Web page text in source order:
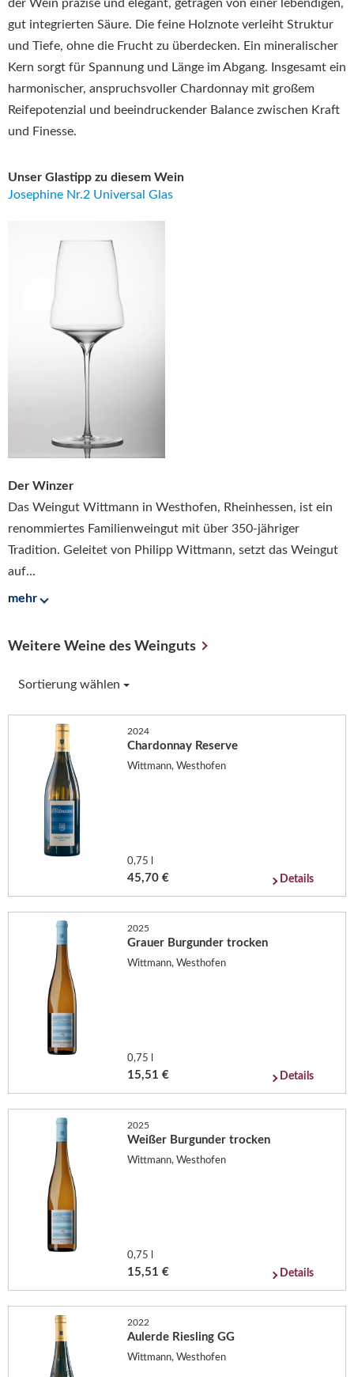
der Wein präzise und elegant, getragen von einer lebendigen,
gut integrierten Säure. Die feine Holznote verleiht Struktur
und Tiefe, ohne die Frucht zu überdecken. Ein mineralischer
Kern sorgt für Spannung und Länge im Abgang. Insgesamt ein
harmonischer, anspruchsvoller Chardonnay mit großem
Reifepotenzial und beeindruckender Balance zwischen Kraft
und Finesse.
Unser Glastipp zu diesem Wein
Josephine Nr.2 Universal Glas
Der Winzer
Das Weingut Wittmann in Westhofen, Rheinhessen, ist ein
renommiertes Familienweingut mit über 350-jähriger
Tradition. Geleitet von Philipp Wittmann, setzt das Weingut
auf...
mehr
Weitere Weine des Weinguts
Sortierung wählen
2024
Chardonnay Reserve
Wittmann, Westhofen
0,75 l
45,70 € Details
2025
Grauer Burgunder trocken
Wittmann, Westhofen
0,75 l
15,51 € Details
2025
Weißer Burgunder trocken
Wittmann, Westhofen
0,75 l
15,51 € Details
2022
Aulerde Riesling GG
Wittmann, Westhofen